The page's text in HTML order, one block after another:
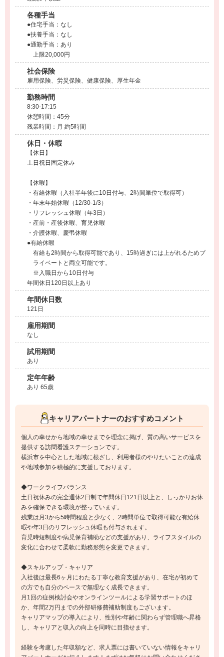
各種手当
●住宅手当：なし
●扶養手当：なし
●通勤手当：あり
上限20,000円
社会保険
雇用保険、労災保険、健康保険、厚生年金
勤務時間
8:30-17:15
休憩時間：45分
残業時間：月 約5時間
休日・休暇
【休日】
土日祝日固定休み
【休暇】
・有給休暇（入社半年後に10日付与、2時間単位で取得可）
・年末年始休暇（12/30-1/3）
・リフレッシュ休暇（年3日）
・産前・産後休暇、育児休暇
・介護休暇、慶弔休暇
●有給休暇
有給も2時間から取得可能であり、15時過ぎには上がれるためプ
ライベートと両立可能です。
※入職日から10日付与
年間休日120日以上あり
年間休日数
121日
雇用期間
なし
試用期間
あり
定年年齢
あり 65歳
キャリアパートナーのおすすめコメント
個人の幸せから地域の幸せまでを理念に掲げ、質の高いサービスを
提供する訪問看護ステーションです。
横浜市を中心とした地域に根ざし、利用者様のやりたいことの達成
や地域参加を積極的に支援しております。
◆ワークライフバランス
土日祝休みの完全週休2日制で年間休日121日以上と、しっかりお休
みを確保できる環境が整っています。
残業は月3から5時間程度と少なく、2時間単位で取得可能な有給休
暇や年3日のリフレッシュ休暇も付与されます。
育児時短制度や病児保育補助などの支援があり、ライフスタイルの
変化に合わせて柔軟に勤務形態を変更できます。
◆スキルアップ・キャリア
入社後は最長6ヶ月にわたる丁寧な教育支援があり、在宅が初めて
の方でも自分のペースで無理なく成長できます。
月1回の症例検討会やオンラインツールによる学習サポートのほ
か、年間2万円までの外部研修費補助制度もございます。
キャリアマップの導入により、性別や年齢に関わらず管理職へ昇格
し、キャリアと収入の向上を同時に目指せます。
経験を考慮した年収額など、求人票には書いていない情報をキャリ